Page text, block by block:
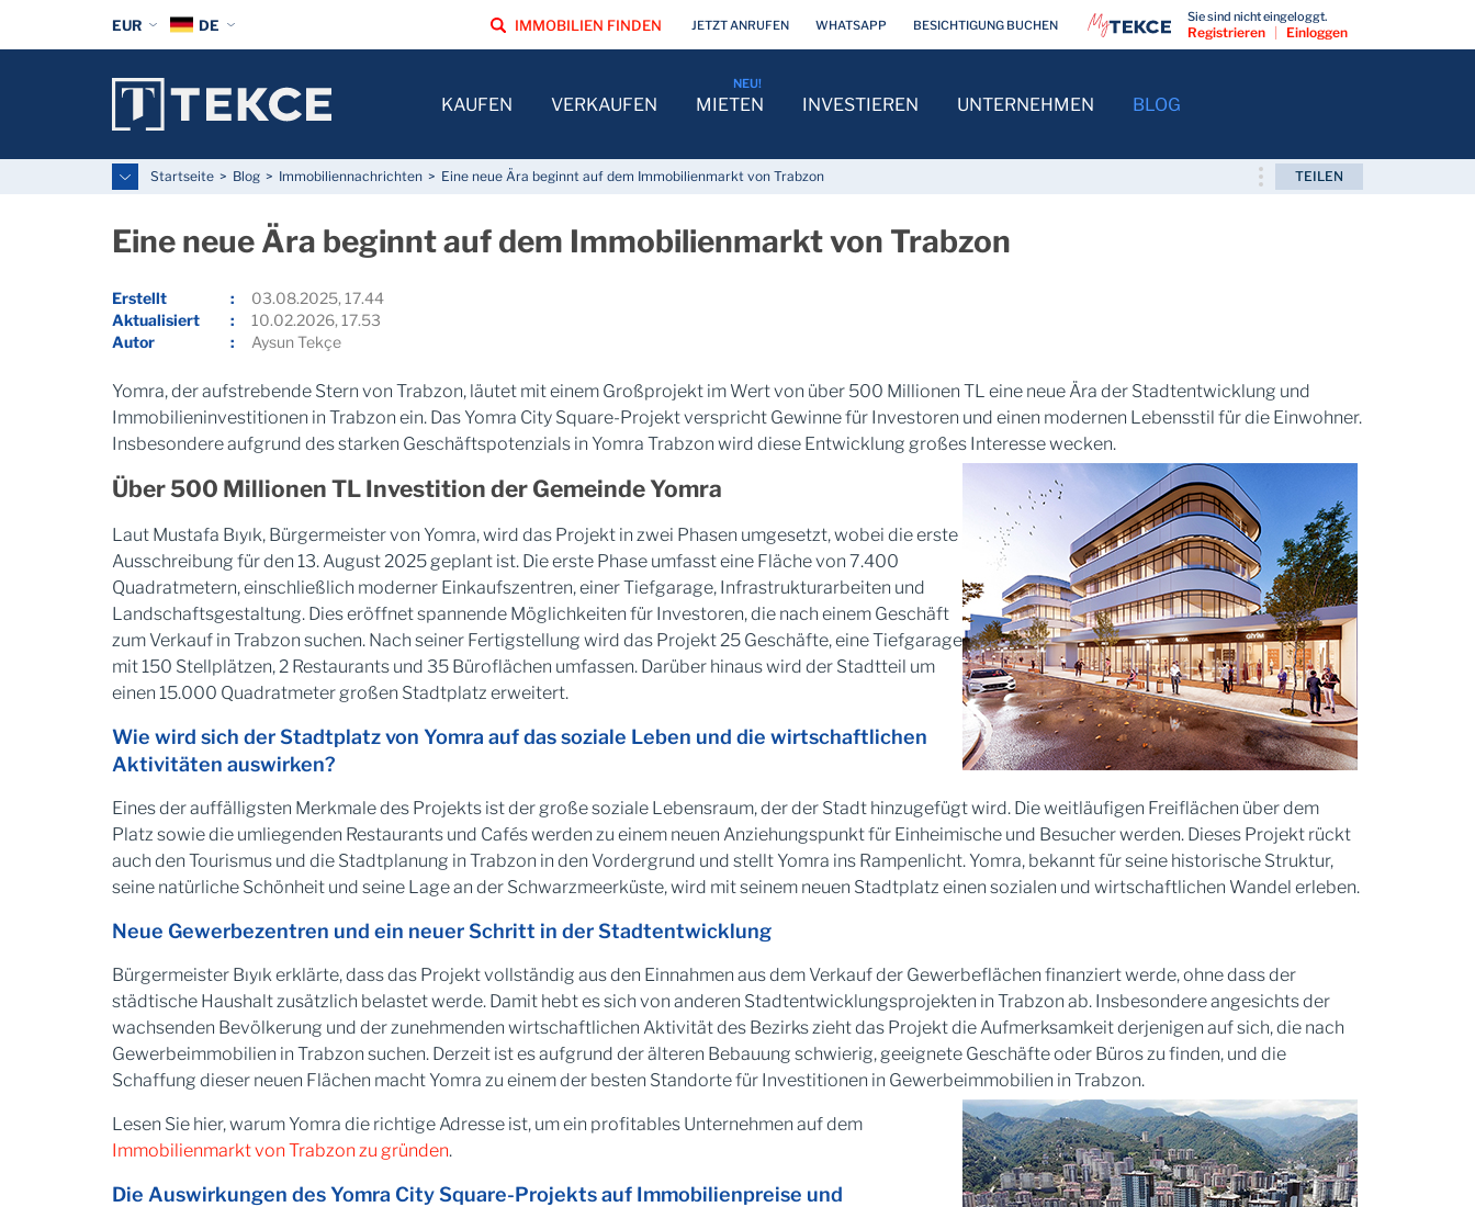
Startseite Blog Immobiliennachrichten Eine neue Ära beginnt auf dem Immobilienmarkt von Trabzon TEILEN
Eine neue Ära beginnt auf dem Immobilienmarkt von Trabzon
Erstellt
03.08.2025, 17.44
Aktualisiert
10.02.2026, 17.53
Autor
Aysun Tekçe
Yomra, der aufstrebende Stern von Trabzon, läutet mit einem Großprojekt im Wert von über 500 Millionen TL eine neue Ära der Stadtentwicklung und
Immobilieninvestitionen in Trabzon ein. Das Yomra City Square-Projekt verspricht Gewinne für Investoren und einen modernen Lebensstil für die Einwohner.
Insbesondere aufgrund des starken Geschäftspotenzials in Yomra Trabzon wird diese Entwicklung großes Interesse wecken.
Über 500 Millionen TL Investition der Gemeinde Yomra
Laut Mustafa Bıyık, Bürgermeister von Yomra, wird das Projekt in zwei Phasen umgesetzt, wobei die erste
Ausschreibung für den 13. August 2025 geplant ist. Die erste Phase umfasst eine Fläche von 7.400
Quadratmetern, einschließlich moderner Einkaufszentren, einer Tiefgarage, Infrastrukturarbeiten und
Landschaftsgestaltung. Dies eröffnet spannende Möglichkeiten für Investoren, die nach einem Geschäft
zum Verkauf in Trabzon suchen. Nach seiner Fertigstellung wird das Projekt 25 Geschäfte, eine Tiefgarage
mit 150 Stellplätzen, 2 Restaurants und 35 Büroflächen umfassen. Darüber hinaus wird der Stadtteil um
einen 15.000 Quadratmeter großen Stadtplatz erweitert.
Wie wird sich der Stadtplatz von Yomra auf das soziale Leben und die wirtschaftlichen
Aktivitäten auswirken?
Eines der auffälligsten Merkmale des Projekts ist der große soziale Lebensraum, der der Stadt hinzugefügt wird. Die weitläufigen Freiflächen über dem
Platz sowie die umliegenden Restaurants und Cafés werden zu einem neuen Anziehungspunkt für Einheimische und Besucher werden. Dieses Projekt rückt
auch den Tourismus und die Stadtplanung in Trabzon in den Vordergrund und stellt Yomra ins Rampenlicht. Yomra, bekannt für seine historische Struktur,
seine natürliche Schönheit und seine Lage an der Schwarzmeerküste, wird mit seinem neuen Stadtplatz einen sozialen und wirtschaftlichen Wandel erleben.
Neue Gewerbezentren und ein neuer Schritt in der Stadtentwicklung
Bürgermeister Bıyık erklärte, dass das Projekt vollständig aus den Einnahmen aus dem Verkauf der Gewerbeflächen finanziert werde, ohne dass der
städtische Haushalt zusätzlich belastet werde. Damit hebt es sich von anderen Stadtentwicklungsprojekten in Trabzon ab. Insbesondere angesichts der
wachsenden Bevölkerung und der zunehmenden wirtschaftlichen Aktivität des Bezirks zieht das Projekt die Aufmerksamkeit derjenigen auf sich, die nach
Gewerbeimmobilien in Trabzon suchen. Derzeit ist es aufgrund der älteren Bebauung schwierig, geeignete Geschäfte oder Büros zu finden, und die
Schaffung dieser neuen Flächen macht Yomra zu einem der besten Standorte für Investitionen in Gewerbeimmobilien in Trabzon.
Lesen Sie hier, warum Yomra die richtige Adresse ist, um ein profitables Unternehmen auf dem
Immobilienmarkt von Trabzon zu gründen.
Die Auswirkungen des Yomra City Square-Projekts auf Immobilienpreise und
EUR DE
KAUFEN VERKAUFEN MIETEN INVESTIEREN UNTERNEHMEN BLOG
IMMOBILIEN FINDEN JETZT ANRUFEN WHATSAPP BESICHTIGUNG BUCHEN
Sie sind nicht eingeloggt.
Registrieren Einloggen